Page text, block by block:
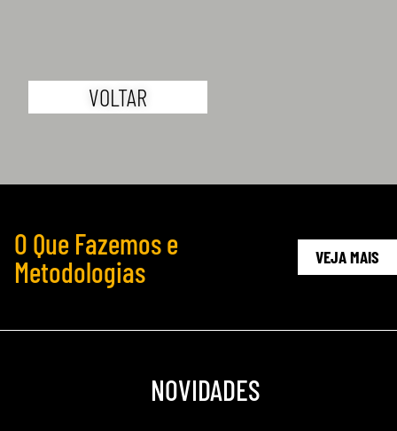
VOLTAR
O Que Fazemos e
Metodologias
VEJA MAIS
NOVIDADES